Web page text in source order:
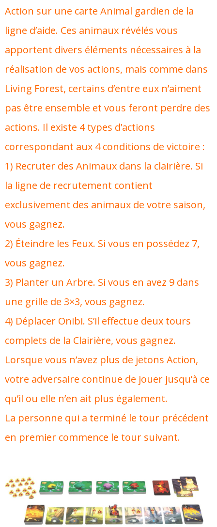
Action sur une carte Animal gardien de la
ligne d’aide. Ces animaux révélés vous
apportent divers éléments nécessaires à la
réalisation de vos actions, mais comme dans
Living Forest, certains d’entre eux n’aiment
pas être ensemble et vous feront perdre des
actions. Il existe 4 types d’actions
correspondant aux 4 conditions de victoire :
1) Recruter des Animaux dans la clairière. Si
la ligne de recrutement contient
exclusivement des animaux de votre saison,
vous gagnez.
2) Éteindre les Feux. Si vous en possédez 7,
vous gagnez.
3) Planter un Arbre. Si vous en avez 9 dans
une grille de 3×3, vous gagnez.
4) Déplacer Onibi. S’il effectue deux tours
complets de la Clairière, vous gagnez.
Lorsque vous n’avez plus de jetons Action,
votre adversaire continue de jouer jusqu’à ce
qu’il ou elle n’en ait plus également.
La personne qui a terminé le tour précédent
en premier commence le tour suivant.